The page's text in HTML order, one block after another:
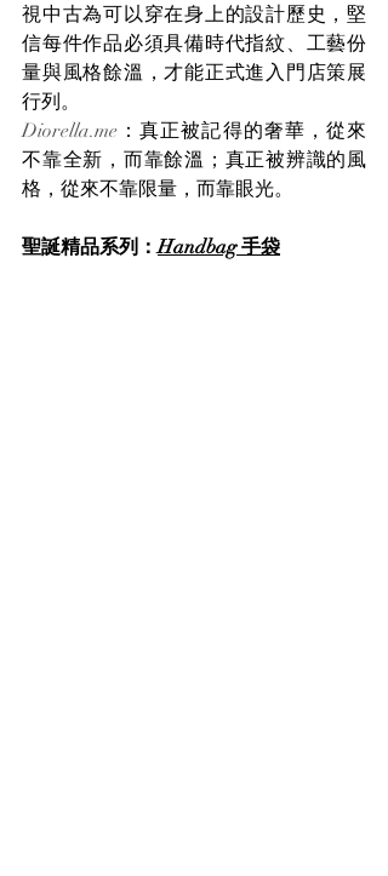
視中古為可以穿在身上的設計歷史，堅
信每件作品必須具備時代指紋、工藝份
量與風格餘溫，才能正式進入門店策展
行列。
Diorella.me ：真正被記得的奢華，從來
不靠全新，而靠餘溫；真正被辨識的風
格，從來不靠限量，而靠眼光。
聖誕精品系列：Handbag 手袋